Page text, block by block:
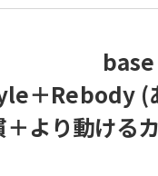
base
＋Rebody (
より動ける